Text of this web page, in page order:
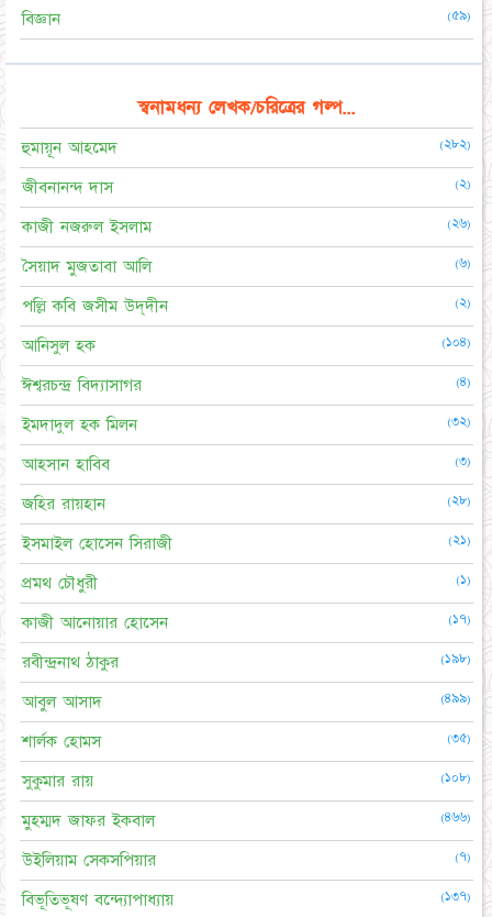
বিজ্ঞান (৫৯)
স্বনামধন্য লেখক/চরিত্রের গল্প...
হুমায়ূন আহমেদ (২৮২)
জীবনানন্দ দাস (২)
কাজী নজরুল ইসলাম (২৬)
সৈয়াদ মুজতাবা আলি (৬)
পল্লি কবি জসীম উদ্‌দীন (২)
আনিসুল হক (১০৪)
ঈশ্বরচন্দ্র বিদ্যাসাগর (৪)
ইমদাদুল হক মিলন (৩২)
আহসান হাবিব (৩)
জহির রায়হান (২৮)
ইসমাইল হোসেন সিরাজী (২১)
প্রমথ চৌধুরী (১)
কাজী আনোয়ার হোসেন (১৭)
রবীন্দ্রনাথ ঠাকুর (১৯৮)
আবুল আসাদ (৪৯৯)
শার্লক হোমস (৩৫)
সুকুমার রায় (১০৮)
মুহম্মদ জাফর ইকবাল (৪৬৬)
উইলিয়াম সেকসপিয়ার (৭)
বিভূতিভূষণ বন্দ্যোপাধ্যায় (১৩৭)